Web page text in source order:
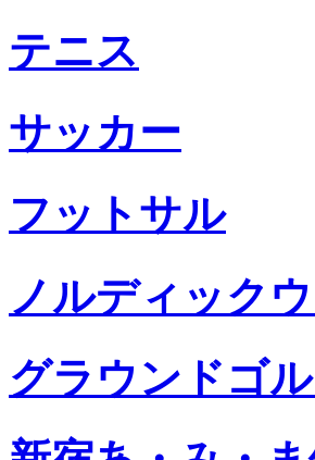
テニス
サッカー
フットサル
ノルディック
グラウンドゴ